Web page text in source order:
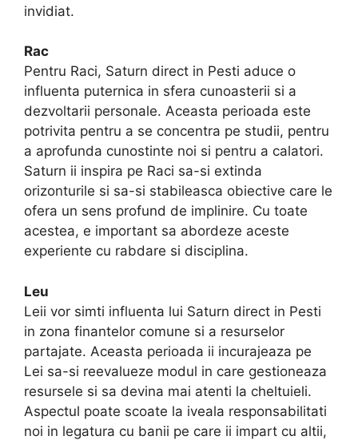
invidiat.
Rac
Pentru Raci, Saturn direct in Pesti aduce o
influenta puternica in sfera cunoasterii si a
dezvoltarii personale. Aceasta perioada este
potrivita pentru a se concentra pe studii, pentru
a aprofunda cunostinte noi si pentru a calatori.
Saturn ii inspira pe Raci sa-si extinda
orizonturile si sa-si stabileasca obiective care le
ofera un sens profund de implinire. Cu toate
acestea, e important sa abordeze aceste
experiente cu rabdare si disciplina.
Leu
Leii vor simti influenta lui Saturn direct in Pesti
in zona finantelor comune si a resurselor
partajate. Aceasta perioada ii incurajeaza pe
Lei sa-si reevalueze modul in care gestioneaza
resursele si sa devina mai atenti la cheltuieli.
Aspectul poate scoate la iveala responsabilitati
noi in legatura cu banii pe care ii impart cu altii,